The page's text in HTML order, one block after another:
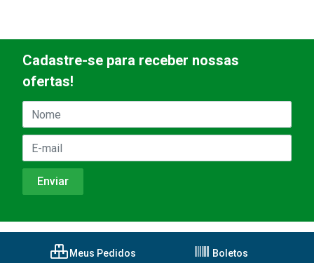
Cadastre-se para receber nossas
ofertas!
Meus Pedidos Boletos